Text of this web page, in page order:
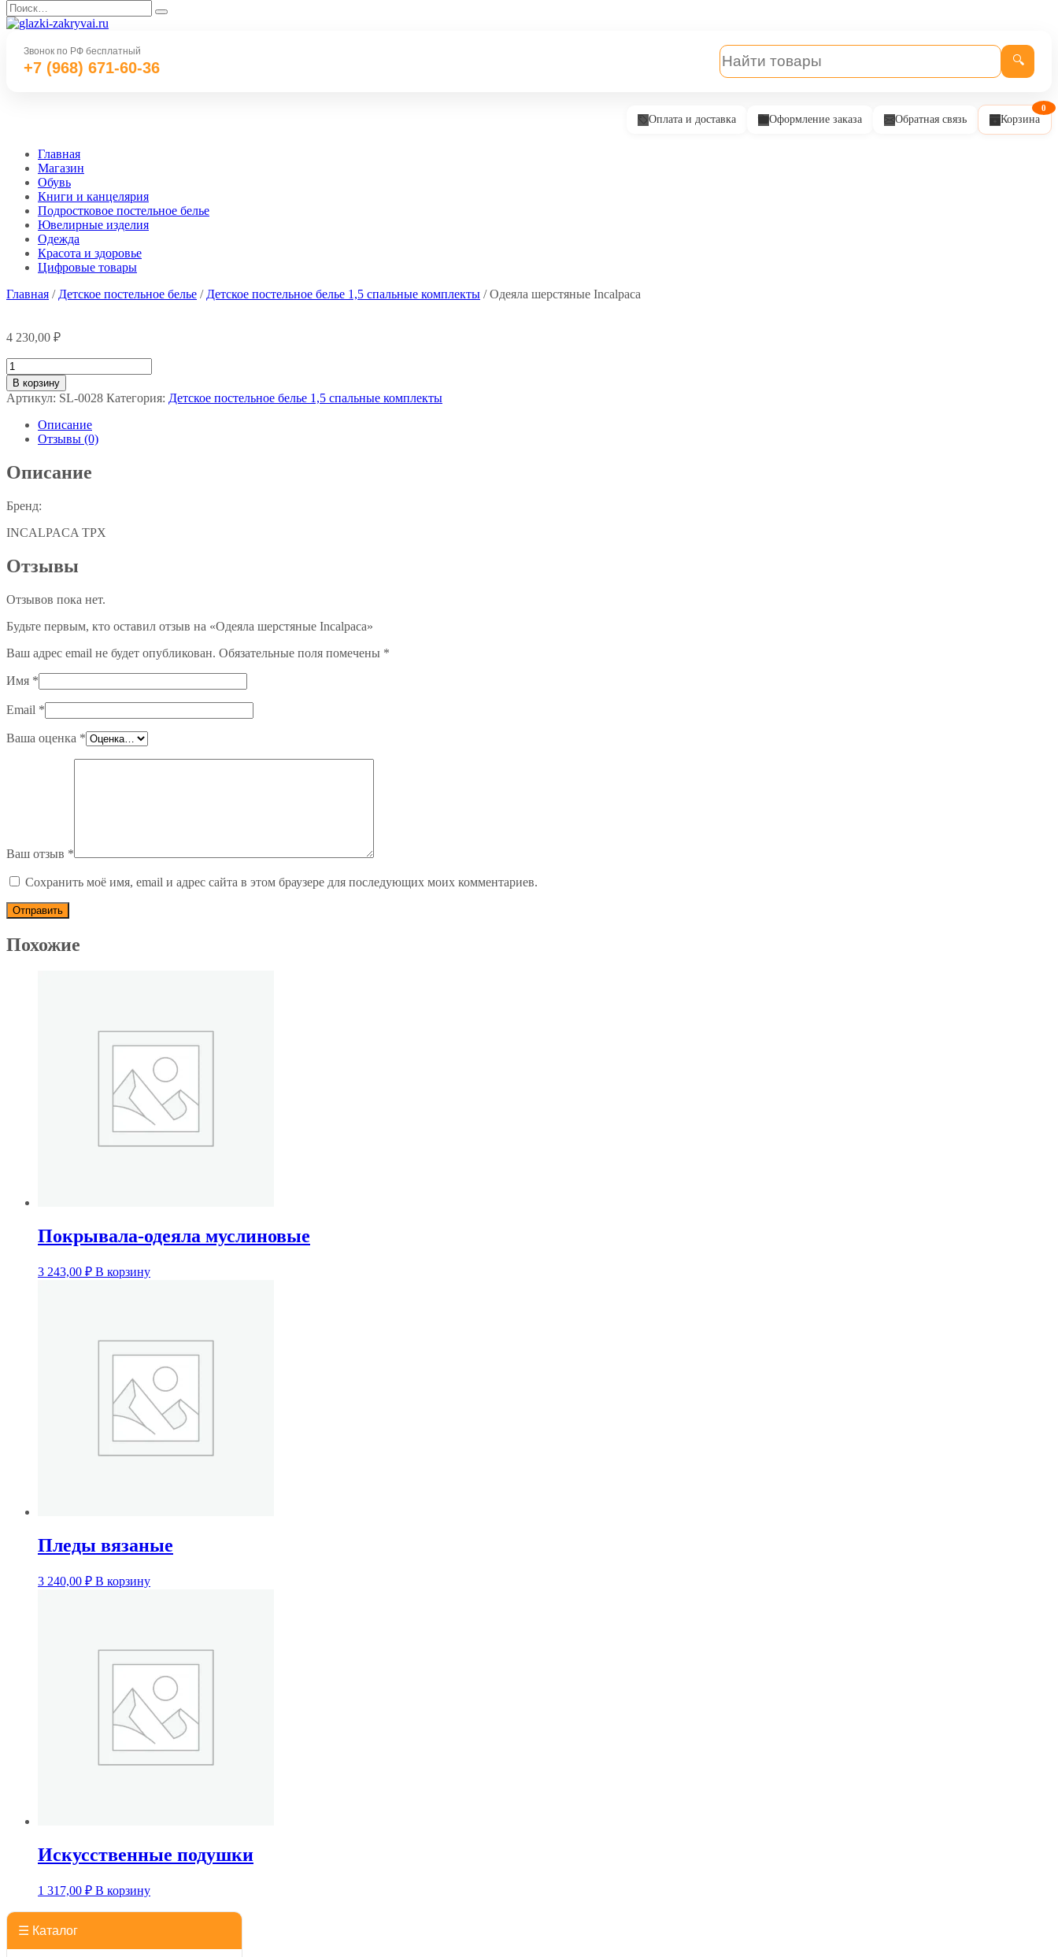
Перейти
к
содержанию
Search
for:
Звонок по РФ бесплатный
+7 (968) 671-60-36 🔍
Оплата и доставка Оформление заказа Обратная связь Корзина
0
Главная
Магазин
Обувь
Книги и канцелярия
Подростковое постельное белье
Ювелирные изделия
Одежда
Красота и здоровье
Цифровые товары
Главная / Детское постельное белье / Детское постельное белье 1,5 спальные комплекты / Одеяла шерстяные Incalpaca
4 230,00 ₽
Количество
товара
Одеяла
шерстяные
Incalpaca
В корзину
Артикул: SL-0028 Категория: Детское постельное белье 1,5 спальные комплекты
Описание
Отзывы (0)
Описание
Бренд:
INCALPACA TPX
Отзывы
Отзывов пока нет.
Будьте первым, кто оставил отзыв на «Одеяла шерстяные Incalpaca»
Ваш адрес email не будет опубликован. Обязательные поля помечены *
Имя *
Email *
Ваша оценка *
Ваш отзыв *
Сохранить моё имя, email и адрес сайта в этом браузере для последующих моих комментариев.
Похожие
Покрывала-одеяла муслиновые
3 243,00 ₽ В корзину
Пледы вязаные
3 240,00 ₽ В корзину
Искусственные подушки
1 317,00 ₽ В корзину
☰ Каталог